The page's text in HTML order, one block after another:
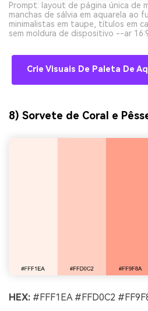
Prompt: layout de página única de
manchas de sálvia em aquarela ao
minimalistas em taupe, títulos em
sem moldura de dispositivo --ar
Crie Visuais De Paleta De
8) Sorvete de Coral e
HEX: #FFF1EA #FFD0C2